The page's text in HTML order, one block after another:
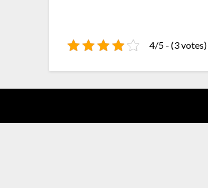
4/5 - (3 votes)